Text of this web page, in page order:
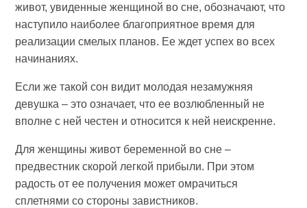
живот, увиденные женщиной во сне, обозначают, что
наступило наиболее благоприятное время для
реализации смелых планов. Ее ждет успех во всех
начинаниях.
Если же такой сон видит молодая незамужняя
девушка – это означает, что ее возлюбленный не
вполне с ней честен и относится к ней неискренне.
Для женщины живот беременной во сне –
предвестник скорой легкой прибыли. При этом
радость от ее получения может омрачиться
сплетнями со стороны завистников.